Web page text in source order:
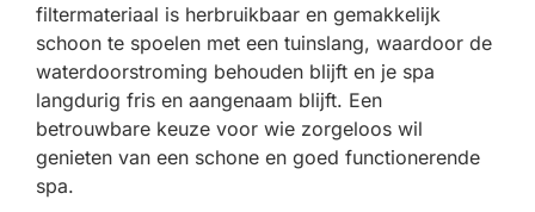
filtermateriaal is herbruikbaar en gemakkelijk
schoon te spoelen met een tuinslang, waardoor de
waterdoorstroming behouden blijft en je spa
langdurig fris en aangenaam blijft. Een
betrouwbare keuze voor wie zorgeloos wil
genieten van een schone en goed functionerende
spa.